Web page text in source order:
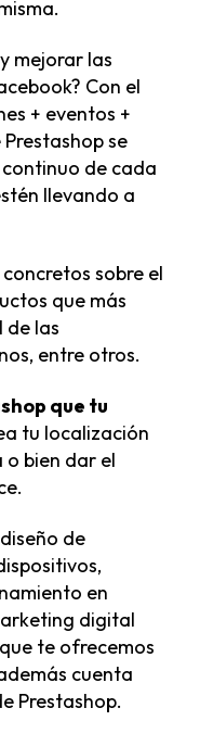
mejorar las
Con el
+ eventos +
se
de cada
llevando a
sobre el
que más
de las
entre otros.
que tu
tu localización
o bien dar el
de
en
digital
te ofrecemos
cuenta
Prestashop.